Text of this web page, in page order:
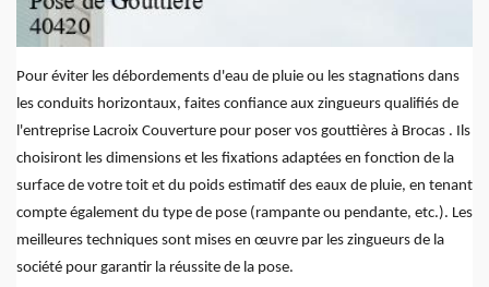
Pour éviter les débordements d'eau de pluie ou les stagnations dans
les conduits horizontaux, faites confiance aux zingueurs qualifiés de
l'entreprise Lacroix Couverture pour poser vos gouttières à Brocas . Ils
choisiront les dimensions et les fixations adaptées en fonction de la
surface de votre toit et du poids estimatif des eaux de pluie, en tenant
compte également du type de pose (rampante ou pendante, etc.). Les
meilleures techniques sont mises en œuvre par les zingueurs de la
société pour garantir la réussite de la pose.